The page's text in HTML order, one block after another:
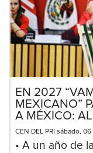
EN 2027
MEXICANO”
A MÉXICO:
CEN DEL PRI sábado,
• A un año de